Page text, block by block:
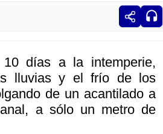
días a la intemperie,
lluvias y el frío de los
de un acantilado a
a sólo un metro de